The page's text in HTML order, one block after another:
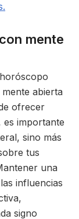
mente
abierta
ofrecer
es importante
sino más
tus
una
influencias
signo